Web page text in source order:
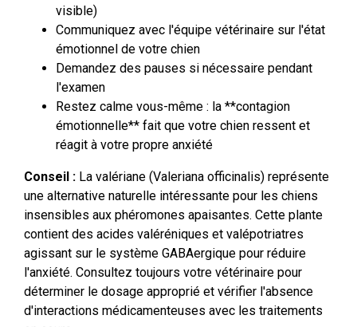
visible)
Communiquez avec l'équipe vétérinaire sur l'état
émotionnel de votre chien
Demandez des pauses si nécessaire pendant
l'examen
Restez calme vous-même : la **contagion
émotionnelle** fait que votre chien ressent et
réagit à votre propre anxiété
Conseil :La valériane (Valeriana officinalis) représente
une alternative naturelle intéressante pour les chiens
insensibles aux phéromones apaisantes. Cette plante
contient des acides valéréniques et valépotriatres
agissant sur le système GABAergique pour réduire
l'anxiété. Consultez toujours votre vétérinaire pour
déterminer le dosage approprié et vérifier l'absence
d'interactions médicamenteuses avec les traitements